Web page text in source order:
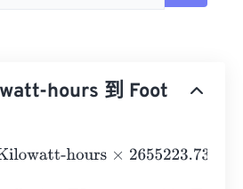
hours 到 Foot
hours×2655223.7375